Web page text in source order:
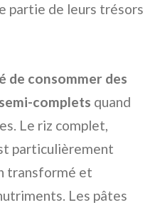
partie de leurs trésors
de consommer des
complets quand
Le riz complet,
particulièrement
transformé et
Les pâtes